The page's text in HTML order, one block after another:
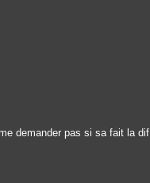
demander pas si sa fait la